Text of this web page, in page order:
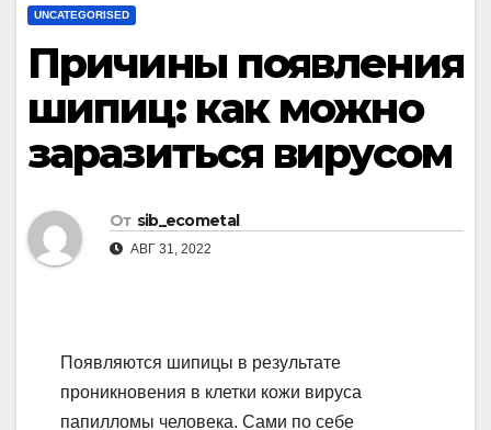
UNCATEGORISED
Причины появления
шипиц: как можно
заразиться вирусом
От sib_ecometal
АВГ 31, 2022
Появляются шипицы в результате
проникновения в клетки кожи вируса
папилломы человека. Сами по себе